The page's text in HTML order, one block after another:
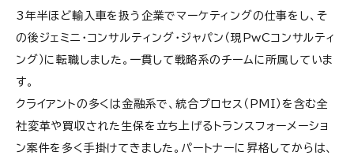
3年半ほど輸入車を扱う企業でマーケティングの仕事をし、そ
の後ジェミニ・コンサルティング・ジャパン（現PwCコンサルティ
ング）に転職しました。一貫して戦略系のチームに所属していま
す。
クライアントの多くは金融系で、統合プロセス（PMI）を含む全
社変革や買収された生保を立ち上げるトランスフォーメーショ
ン案件を多く手掛けてきました。パートナーに昇格してからは、